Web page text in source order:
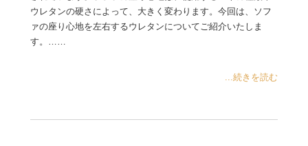
ウレタンの硬さによって、大きく変わります。今回は、ソフ
ァの座り心地を左右するウレタンについてご紹介いたしま
す。……
...続きを読む